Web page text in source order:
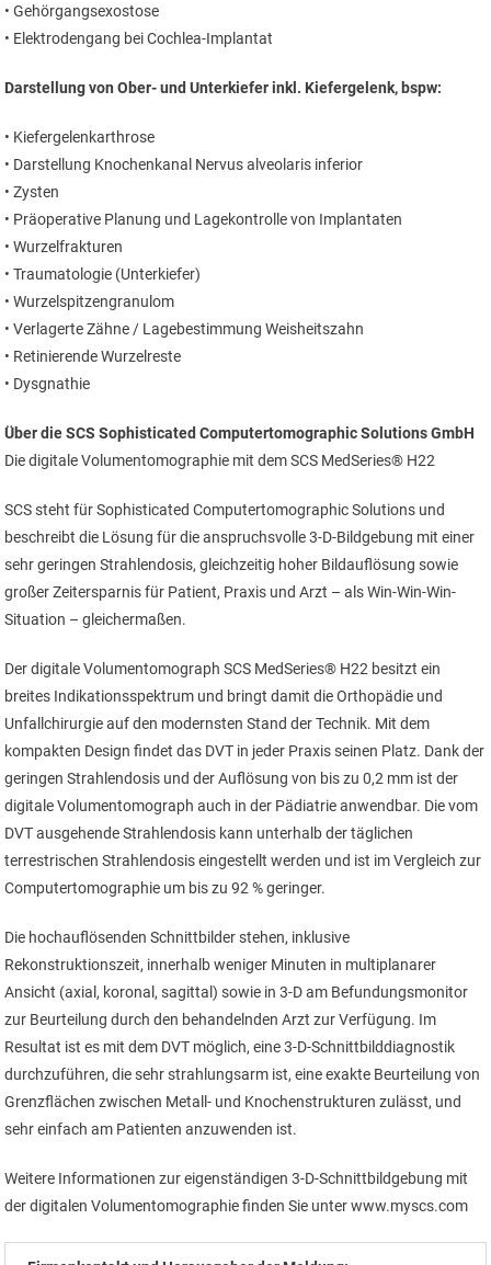
• Gehörgangsexostose
• Elektrodengang bei Cochlea-Implantat
Darstellung von Ober- und Unterkiefer inkl. Kiefergelenk, bspw:
• Kiefergelenkarthrose
• Darstellung Knochenkanal Nervus alveolaris inferior
• Zysten
• Präoperative Planung und Lagekontrolle von Implantaten
• Wurzelfrakturen
• Traumatologie (Unterkiefer)
• Wurzelspitzengranulom
• Verlagerte Zähne / Lagebestimmung Weisheitszahn
• Retinierende Wurzelreste
• Dysgnathie
Über die SCS Sophisticated Computertomographic Solutions GmbH
Die digitale Volumentomographie mit dem SCS MedSeries® H22
SCS steht für Sophisticated Computertomographic Solutions und
beschreibt die Lösung für die anspruchsvolle 3-D-Bildgebung mit einer
sehr geringen Strahlendosis, gleichzeitig hoher Bildauflösung sowie
großer Zeitersparnis für Patient, Praxis und Arzt – als Win-Win-Win-
Situation – gleichermaßen.
Der digitale Volumentomograph SCS MedSeries® H22 besitzt ein
breites Indikationsspektrum und bringt damit die Orthopädie und
Unfallchirurgie auf den modernsten Stand der Technik. Mit dem
kompakten Design findet das DVT in jeder Praxis seinen Platz. Dank der
geringen Strahlendosis und der Auflösung von bis zu 0,2 mm ist der
digitale Volumentomograph auch in der Pädiatrie anwendbar. Die vom
DVT ausgehende Strahlendosis kann unterhalb der täglichen
terrestrischen Strahlendosis eingestellt werden und ist im Vergleich zur
Computertomographie um bis zu 92 % geringer.
Die hochauflösenden Schnittbilder stehen, inklusive
Rekonstruktionszeit, innerhalb weniger Minuten in multiplanarer
Ansicht (axial, koronal, sagittal) sowie in 3-D am Befundungsmonitor
zur Beurteilung durch den behandelnden Arzt zur Verfügung. Im
Resultat ist es mit dem DVT möglich, eine 3-D-Schnittbilddiagnostik
durchzuführen, die sehr strahlungsarm ist, eine exakte Beurteilung von
Grenzflächen zwischen Metall- und Knochenstrukturen zulässt, und
sehr einfach am Patienten anzuwenden ist.
Weitere Informationen zur eigenständigen 3-D-Schnittbildgebung mit
der digitalen Volumentomographie finden Sie unter www.myscs.com